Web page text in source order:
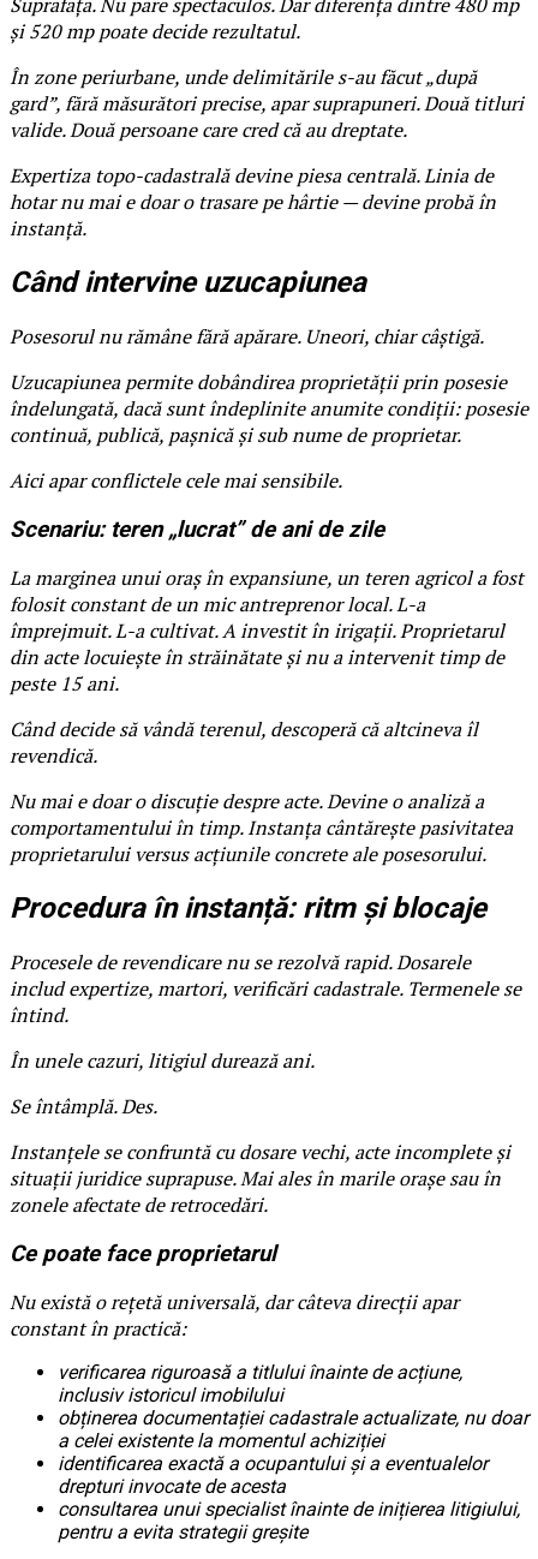
și 520 mp poate decide rezultatul.
În zone periurbane, unde delimitările s-au făcut „după
gard”, fără măsurători precise, apar suprapuneri. Două titluri
valide. Două persoane care cred că au dreptate.
Expertiza topo-cadastrală devine piesa centrală. Linia de
hotar nu mai e doar o trasare pe hârtie — devine probă în
instanță.
Când intervine uzucapiunea
Posesorul nu rămâne fără apărare. Uneori, chiar câștigă.
Uzucapiunea permite dobândirea proprietății prin posesie
îndelungată, dacă sunt îndeplinite anumite condiții: posesie
continuă, publică, pașnică și sub nume de proprietar.
Aici apar conflictele cele mai sensibile.
Scenariu: teren „lucrat” de ani de zile
La marginea unui oraș în expansiune, un teren agricol a fost
folosit constant de un mic antreprenor local. L-a
împrejmuit. L-a cultivat. A investit în irigații. Proprietarul
din acte locuiește în străinătate și nu a intervenit timp de
peste 15 ani.
Când decide să vândă terenul, descoperă că altcineva îl
revendică.
Nu mai e doar o discuție despre acte. Devine o analiză a
comportamentului în timp. Instanța cântărește pasivitatea
proprietarului versus acțiunile concrete ale posesorului.
Procedura în instanță: ritm și blocaje
Procesele de revendicare nu se rezolvă rapid. Dosarele
includ expertize, martori, verificări cadastrale. Termenele se
întind.
În unele cazuri, litigiul durează ani.
Se întâmplă. Des.
Instanțele se confruntă cu dosare vechi, acte incomplete și
situații juridice suprapuse. Mai ales în marile orașe sau în
zonele afectate de retrocedări.
Ce poate face proprietarul
Nu există o rețetă universală, dar câteva direcții apar
constant în practică:
verificarea riguroasă a titlului înainte de acțiune,
inclusiv istoricul imobilului
obținerea documentației cadastrale actualizate, nu doar
a celei existente la momentul achiziției
identificarea exactă a ocupantului și a eventualelor
drepturi invocate de acesta
consultarea unui specialist înainte de inițierea litigiului,
pentru a evita strategii greșite